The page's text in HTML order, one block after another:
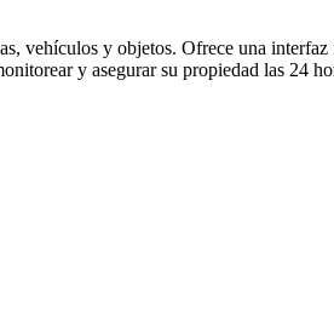
vehículos y objetos. Ofrece una
y asegurar su propiedad las 24